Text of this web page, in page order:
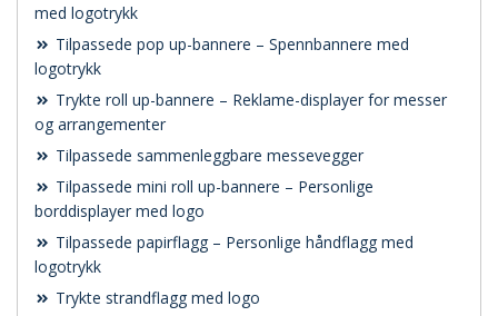
med logotrykk
Tilpassede pop up-bannere – Spennbannere med
logotrykk
Trykte roll up-bannere – Reklame-displayer for messer
og arrangementer
Tilpassede sammenleggbare messevegger
Tilpassede mini roll up-bannere – Personlige
borddisplayer med logo
Tilpassede papirflagg – Personlige håndflagg med
logotrykk
Trykte strandflagg med logo